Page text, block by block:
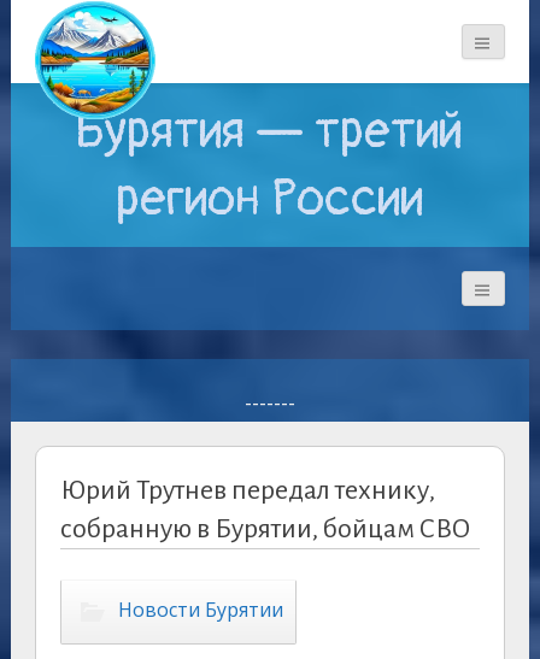
Бурятия — третий
регион России
-------
Юрий Трутнев передал технику,
собранную в Бурятии, бойцам СВО
Новости Бурятии